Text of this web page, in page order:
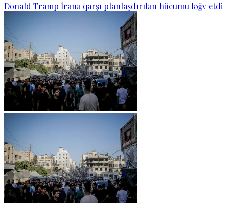
Donald Tramp İrana qarşı planlaşdırılan hücumu ləğv etdi